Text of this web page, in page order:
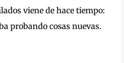
viene de hace tiempo:
probando cosas nuevas.